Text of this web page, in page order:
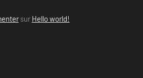
sur Hello world!